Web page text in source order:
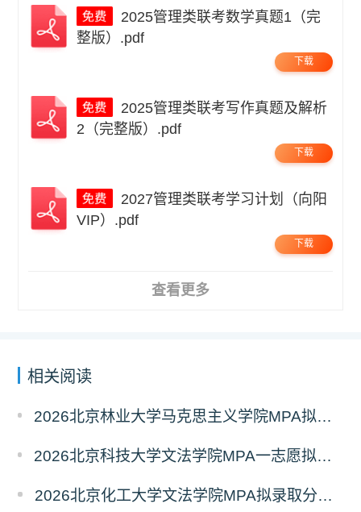
整版）.pdf
下载
2（完整版）.pdf
下载
VIP）.pdf
下载
查看更多
相关阅读
2026北京林业大学马克思主义学院MPA拟录取分析解读
2026北京科技大学文法学院MPA一志愿拟录取分析解读
2026北京化工大学文法学院MPA拟录取分析解读